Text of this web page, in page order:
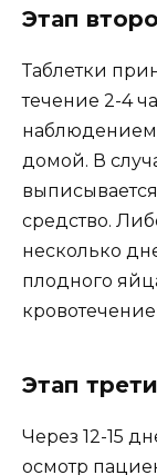
Этап
Таблетки
течение 2-4
наблюдением
домой. В
средство.
несколько
плодного
Этап
Через 12-15
осмотр